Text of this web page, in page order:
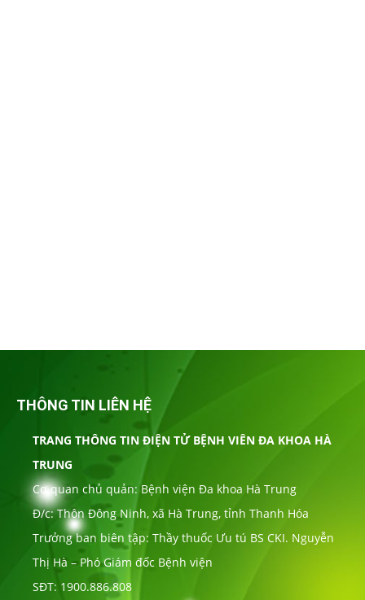
THÔNG TIN LIÊN HỆ
TRANG THÔNG TIN ĐIỆN TỬ BỆNH VIÊN ĐA KHOA HÀ
TRUNG
Cơ quan chủ quản: Bệnh viện Đa khoa Hà Trung
Đ/c: Thôn Đông Ninh, xã Hà Trung, tỉnh Thanh Hóa
Trưởng ban biên tập: Thầy thuốc Ưu tú BS CKI. Nguyễn
Thị Hà – Phó Giám đốc Bệnh viện
SĐT: 1900.886.808